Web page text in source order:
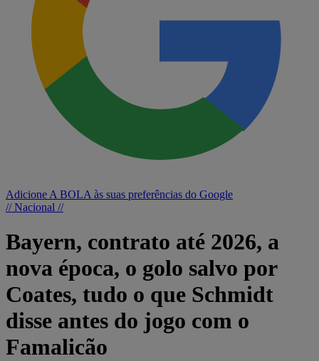
Adicione A BOLA às suas preferências do Google
// Nacional //
Bayern, contrato até 2026, a
nova época, o golo salvo por
Coates, tudo o que Schmidt
disse antes do jogo com o
Famalicão